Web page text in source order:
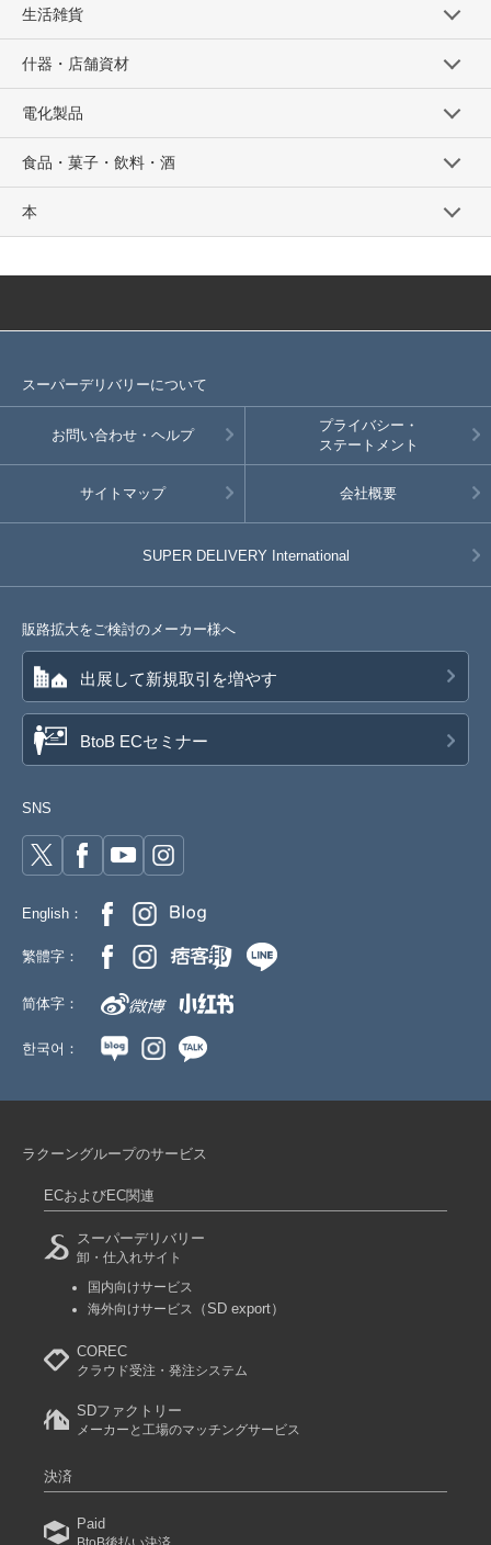
生活雑貨
什器・店舗資材
電化製品
食品・菓子・飲料・酒
本
スーパーデリバリーについて
お問い合わせ・ヘルプ
プライバシー・
ステートメント
サイトマップ 会社概要
SUPER DELIVERY International
販路拡大をご検討のメーカー様へ
出展して新規取引を増やす
BtoB ECセミナー
SNS
English：
繁體字：
简体字：
한국어：
ラクーングループのサービス
ECおよびEC関連
スーパーデリバリー
卸・仕入れサイト
国内向けサービス
海外向けサービス
（SD export）
COREC
クラウド受注・発注システム
SDファクトリー
メーカーと工場のマッチングサービス
決済
Paid